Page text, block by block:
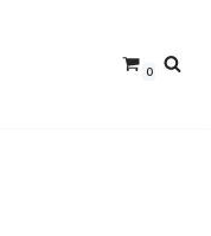
0